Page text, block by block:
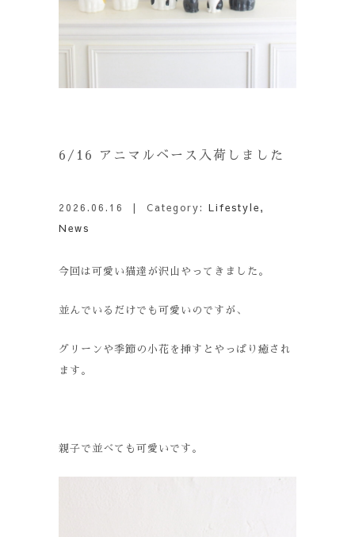
6/16 アニマルベース入荷しました
2026.06.16 | Category: Lifestyle,
News
今回は可愛い猫達が沢山やってきました。
並んでいるだけでも可愛いのですが、
グリーンや季節の小花を挿すとやっぱり癒され
ます。
親子で並べても可愛いです。